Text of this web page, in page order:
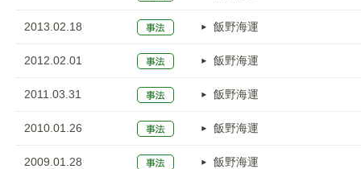
2013.02.18 飯野海運
2012.02.01 飯野海運
2011.03.31 飯野海運
2010.01.26 飯野海運
2009.01.28 飯野海運